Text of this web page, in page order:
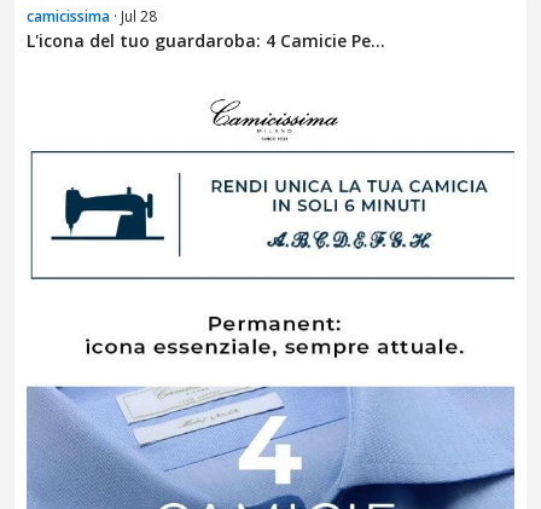
camicissima · Jul 28
L'icona del tuo guardaroba: 4 Camicie Pe...